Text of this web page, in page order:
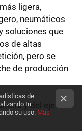
ligera,
neumáticos
soluciones que
de altas
pero se
de producción
y del eje
de
tu
su uso. Más